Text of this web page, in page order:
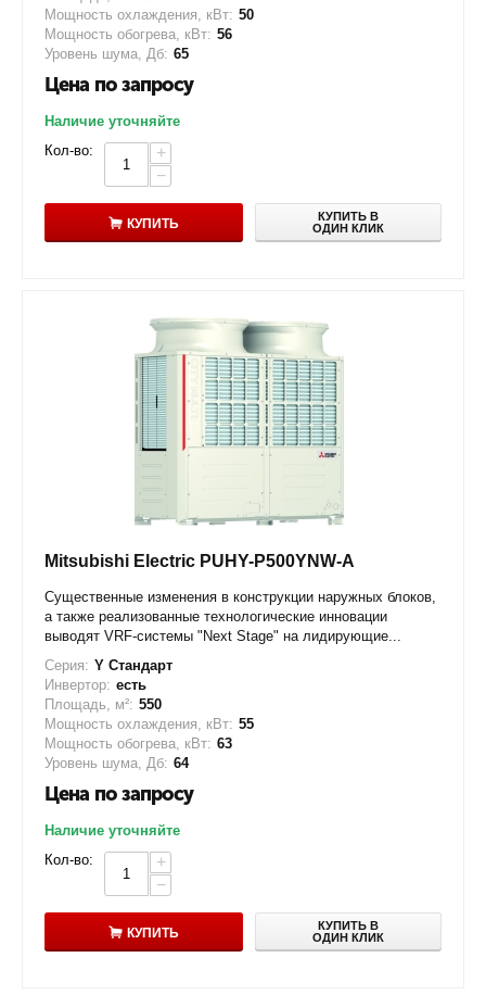
Мощность охлаждения, кВт: 50
Мощность обогрева, кВт: 56
Уровень шума, Дб: 65
Цена по запросу
Наличие уточняйте
Кол-во:
+
−
КУПИТЬ
КУПИТЬ В
ОДИН КЛИК
Mitsubishi Electric PUHY-P500YNW-A
Существенные изменения в конструкции наружных блоков,
а также реализованные технологические инновации
выводят VRF-системы "Next Stage" на лидирующие...
Серия: Y Стандарт
Инвертор: есть
Площадь, м²: 550
Мощность охлаждения, кВт: 55
Мощность обогрева, кВт: 63
Уровень шума, Дб: 64
Цена по запросу
Наличие уточняйте
Кол-во:
+
−
КУПИТЬ
КУПИТЬ В
ОДИН КЛИК